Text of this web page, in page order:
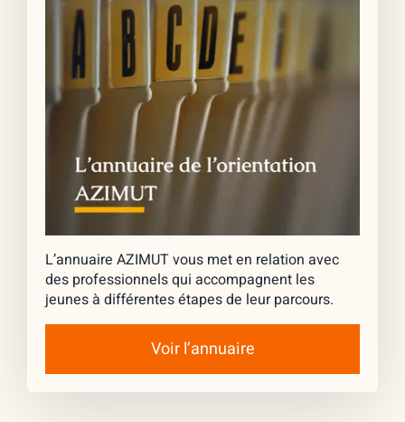
L’annuaire AZIMUT vous met en relation avec
des professionnels qui accompagnent les
jeunes à différentes étapes de leur parcours.
Voir l’annuaire